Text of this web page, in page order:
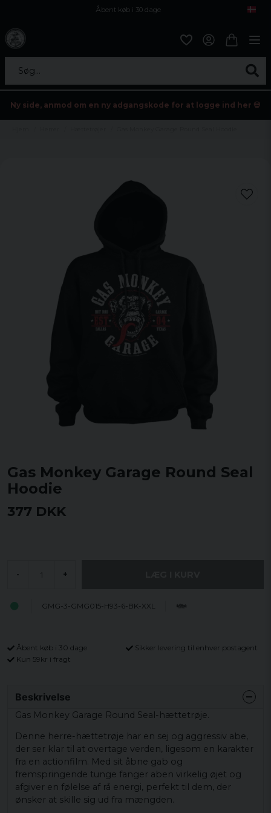
Åbent køb i 30 dage
Søg...
Ny side, anmod om en ny adgangskode for at logge ind her 💀
Gas Monkey Garage Round Seal
Hoodie
377 DKK
- +
GMG-3-GMG015-H93-6-BK-XXL
Åbent køb i 30 dage
Sikker levering til enhver postagent
Kun 59kr i fragt
Beskrivelse
Gas Monkey Garage Round Seal-hættetrøje.
Denne herre-hættetrøje har en sej og aggressiv abe,
der ser klar til at overtage verden, ligesom en karakter
fra en actionfilm. Med sit åbne gab og
fremspringende tunge fanger aben virkelig øjet og
afgiver en følelse af rå energi, perfekt til dem, der
ønsker at skille sig ud fra mængden.